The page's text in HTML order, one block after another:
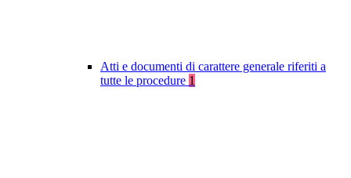
Atti e documenti di carattere generale riferiti a
tutte le procedure 1